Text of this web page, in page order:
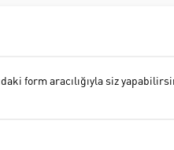
form aracılığıyla siz